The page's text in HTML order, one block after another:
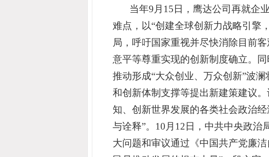
当年9 月15日，鹰达公司再就企
难点 ， 以“创建全球创新力战略引擎
局，呼吁国家重视并尽快消除目前
意平等尊重实现的创新制度确立。
推动形成“大众创业、万众创新”波
和创新体制支撑等提出新建策建议。
知、创新世界发展的各类社会政治
与诠释”。10月12日，中共中央政
大问题和审议通过《中国共产党廉